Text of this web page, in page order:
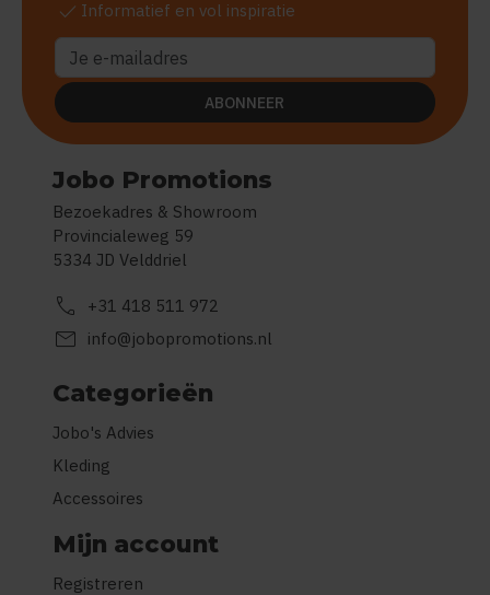
Jobo Promotions
Bezoekadres & Showroom
Provincialeweg 59
5334 JD Velddriel
call +31 418 511 972
mail info@jobopromotions.nl
Categorieën
Jobo's Advies
Kleding
Accessoires
Mijn account
Registreren
check Informatief en vol inspiratie
ABONNEER